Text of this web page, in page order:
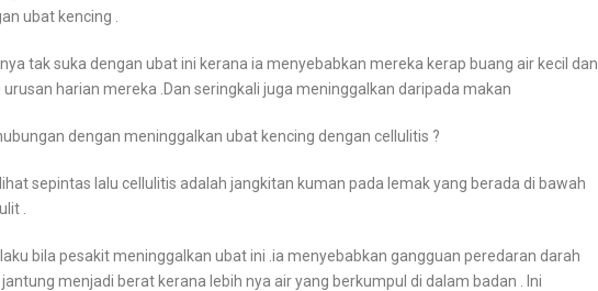
ubat kencing .
tak suka dengan ubat ini kerana ia menyebabkan mereka kerap buang air kecil dan
harian mereka .Dan seringkali juga meninggalkan daripada makan
dengan meninggalkan ubat kencing dengan cellulitis ?
sepintas lalu cellulitis adalah jangkitan kuman pada lemak yang berada di bawah
.
bila pesakit meninggalkan ubat ini .ia menyebabkan gangguan peredaran darah
menjadi berat kerana lebih nya air yang berkumpul di dalam badan . Ini